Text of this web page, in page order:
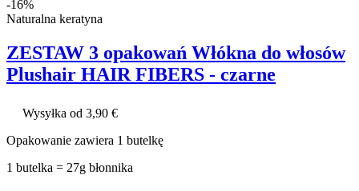
-16%
Naturalna keratyna
ZESTAW 3 opakowań Włókna do włosów
Plushair HAIR FIBERS - czarne
Wysyłka od 3,90 €
Opakowanie zawiera 1 butelkę
1 butelka = 27g błonnika